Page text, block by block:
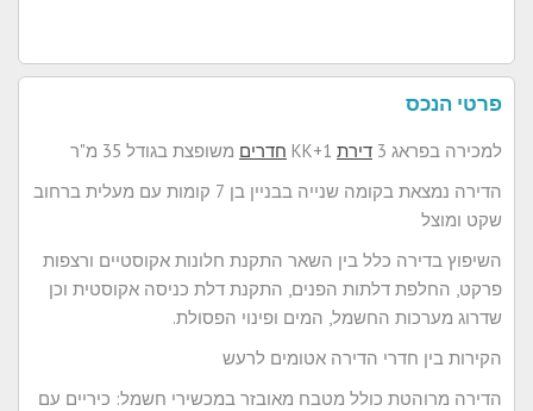
פרטי הנכס
למכירה בפראג 3 דירת חדרים משופצת בגודל 35 מ"ר
הדירה נמצאת בקומה שנייה בבניין בן 7 קומות עם מעלית ברחוב
שקט ומוצל
השיפוץ בדירה כלל בין השאר התקנת חלונות אקוסטיים ורצפות
פרקט, החלפת דלתות הפנים, התקנת דלת כניסה אקוסטית וכן
שדרוג מערכות החשמל, המים ופינוי הפסולת.
הקירות בין חדרי הדירה אטומים לרעש
הדירה מרוהטת כולל מטבח מאובזר במכשירי חשמל: כיריים עם